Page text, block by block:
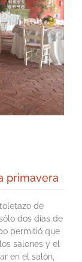
primavera
de
dos días de
permitió que
salones y el
en el salón,